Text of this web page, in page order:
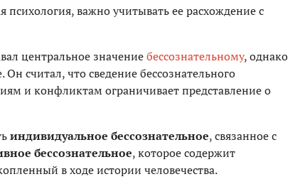
психология, важно учитывать ее расхождение с
центральное значениебессознательному, однако
считал, что сведение бессознательного
и конфликтам ограничивает представление о
индивидуальное бессознательное, связанное с
бессознательное, которое содержит
в ходе истории человечества.